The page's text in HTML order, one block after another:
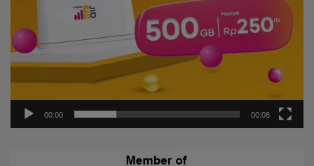
00:00 00:08